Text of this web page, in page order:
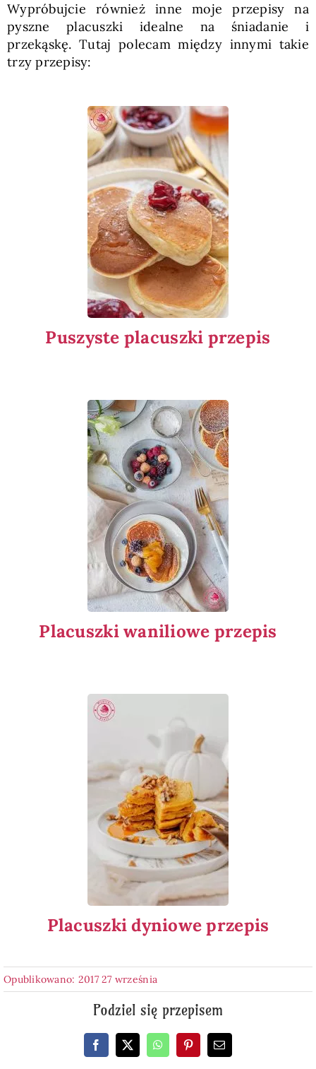
Wypróbujcie również inne moje przepisy na
pyszne placuszki idealne na śniadanie i
przekąskę. Tutaj polecam między innymi takie
trzy przepisy:
Puszyste placuszki przepis
Placuszki waniliowe przepis
Placuszki dyniowe przepis
Opublikowano: 2017 27 września
Podziel się przepisem